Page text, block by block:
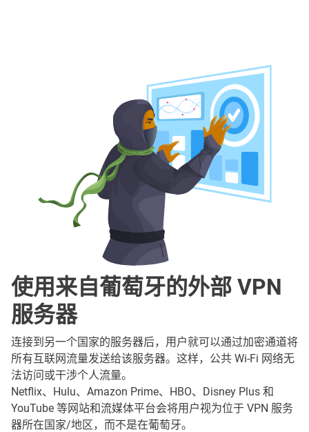
使用来自葡萄牙的外部 VPN
服务器
连接到另一个国家的服务器后，用户就可以通过加密通道将
所有互联网流量发送给该服务器。这样，公共 Wi-Fi 网络无
法访问或干涉个人流量。
Netflix、Hulu、Amazon Prime、HBO、Disney Plus 和
YouTube 等网站和流媒体平台会将用户视为位于 VPN 服务
器所在国家/地区，而不是在葡萄牙。